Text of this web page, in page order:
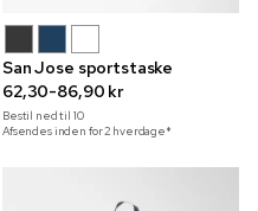
San Jose sportstaske
62,30-86,90 kr
Bestil ned til 10
Afsendes inden for 2 hverdage*